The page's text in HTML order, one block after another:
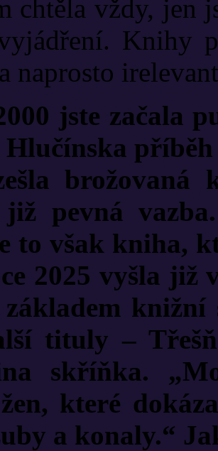
chtěla vždy, jen
Knihy
naprosto
jste začala
pevná
to však kniha,
2025 vyšla již
základem
tituly –
skříňka.
které
a konaly.“